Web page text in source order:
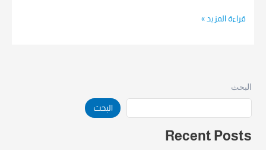
قراءة المزيد »
البحث
البحث
Recent Posts